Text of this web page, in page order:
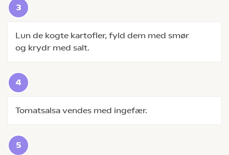
Lun de kogte kartofler, fyld dem med smør
og krydr med salt.
Tomatsalsa vendes med ingefær.